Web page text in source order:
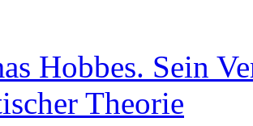
Hobbes. Sein
Theorie